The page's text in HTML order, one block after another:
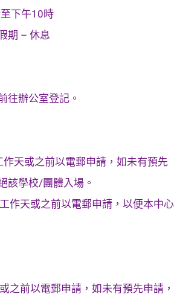
下午10時
期 – 休息
往辦公室登記。
天或之前以電郵申請，如未有預先
該學校/團體入場。
作天或之前以電郵申請，以便本中心
之前以電郵申請，如未有預先申請，